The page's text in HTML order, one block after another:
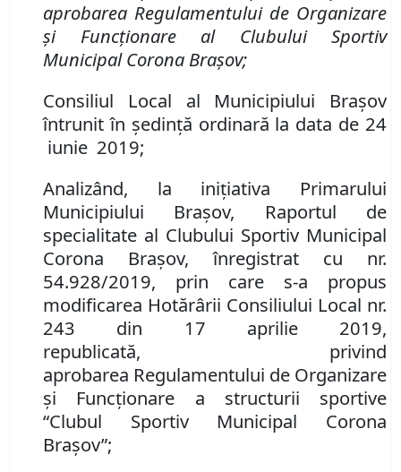
aprobarea Regulamentului de Organizare
şi Funcţionare al Clubului Sportiv
Municipal Corona Braşov;
Consiliul Local al Municipiului Brașov
întrunit în ședință ordinară la data de 24
iunie 2019;
Analizând, la inițiativa Primarului
Municipiului Brașov, Raportul de
specialitate al Clubului Sportiv Municipal
Corona Brașov, înregistrat cu nr.
54.928/2019, prin care s-a propus
modificarea Hotărârii Consiliului Local nr.
243 din 17 aprilie2019,
republicată, privind
aprobarea Regulamentului de Organizare
şi Funcţionare a structurii sportive
“Clubul Sportiv Municipal Corona
Braşov”;